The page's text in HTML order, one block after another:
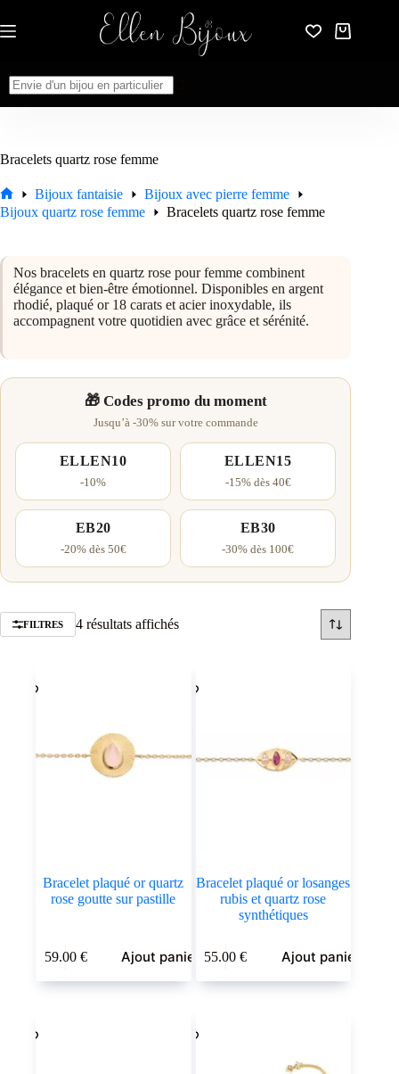
au
contenu
Panier
Bracelets quartz rose femme
Accueil
Bijoux fantaisie
Bijoux avec pierre femme
Bijoux quartz rose femme
Bracelets quartz rose femme
Nos bracelets en quartz rose pour femme combinent
élégance et bien-être émotionnel. Disponibles en argent
rhodié, plaqué or 18 carats et acier inoxydable, ils
accompagnent votre quotidien avec grâce et sérénité.
🎁 Codes promo du moment
Jusqu’à -30% sur votre commande
ELLEN10
-10%
ELLEN15
-15% dès 40€
EB20
-20% dès 50€
EB30
-30% dès 100€
FILTRES 4 résultats affichésTrié
Bracelet plaqué or quartz
rose goutte sur pastille
59.00 € Ajout panier
Bracelet plaqué or losanges
rubis et quartz rose
synthétiques
55.00€ Ajout panier